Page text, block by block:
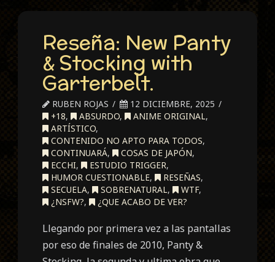
Reseña: New Panty
& Stocking with
Garterbelt.
RUBEN ROJAS
12 DICIEMBRE, 2025
+18, ABSURDO, ANIME ORIGINAL,
ARTÍSTICO,
CONTENIDO NO APTO PARA TODOS,
CONTINUARÁ, COSAS DE JAPÓN,
ECCHI, ESTUDIO TRIGGER,
HUMOR CUESTIONABLE, RESEÑAS,
SECUELA, SOBRENATURAL, WTF,
¿NSFW?, ¿QUE ACABO DE VER?
Llegando por primera vez a las pantallas
por eso de finales de 2010, Panty &